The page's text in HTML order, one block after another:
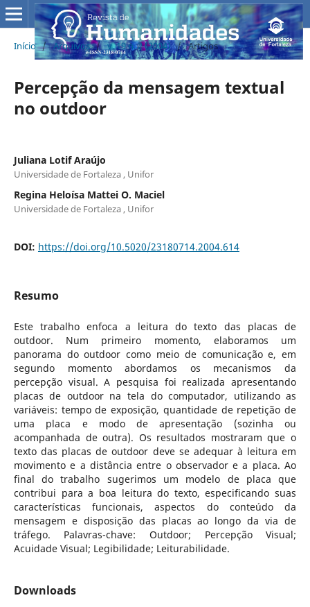
Início / Arquivos / v. 19 n. 2 (2004) / Artigos
Percepção da mensagem textual
no outdoor
Juliana Lotif Araújo
Universidade de Fortaleza , Unifor
Regina Heloísa Mattei O. Maciel
Universidade de Fortaleza , Unifor
DOI: https://doi.org/10.5020/23180714.2004.614
Resumo
Este trabalho enfoca a leitura do texto das placas de
outdoor. Num primeiro momento, elaboramos um
panorama do outdoor como meio de comunicação e, em
segundo momento abordamos os mecanismos da
percepção visual. A pesquisa foi realizada apresentando
placas de outdoor na tela do computador, utilizando as
variáveis: tempo de exposição, quantidade de repetição de
uma placa e modo de apresentação (sozinha ou
acompanhada de outra). Os resultados mostraram que o
texto das placas de outdoor deve se adequar à leitura em
movimento e a distância entre o observador e a placa. Ao
final do trabalho sugerimos um modelo de placa que
contribui para a boa leitura do texto, especificando suas
características funcionais, aspectos do conteúdo da
mensagem e disposição das placas ao longo da via de
tráfego. Palavras-chave: Outdoor; Percepção Visual;
Acuidade Visual; Legibilidade; Leiturabilidade.
Downloads